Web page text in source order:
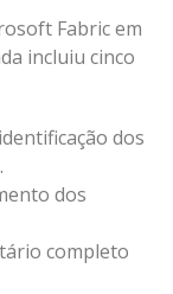
Fabric em
incluiu cinco
identificação dos
dos
completo